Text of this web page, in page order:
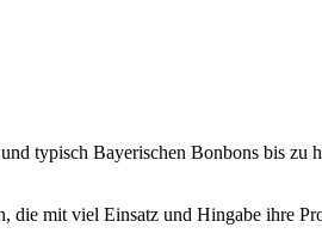
typisch Bayerischen Bonbons bis zu
mit viel Einsatz und Hingabe ihre